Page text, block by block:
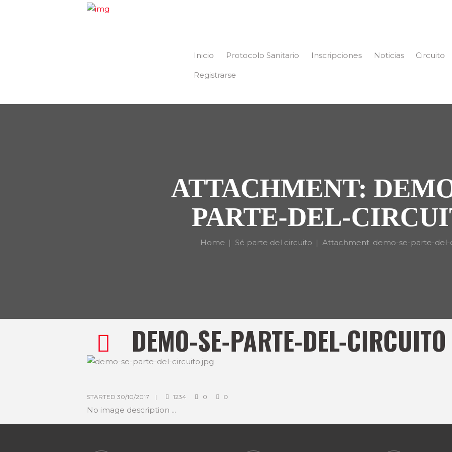
Inicio Protocolo Sanitario Inscripciones Noticias Circuito
Registrarse
ATTACHMENT:
PARTE-DEL-
Home Sé parte del circuito Attachment: demo-se-parte-del-
DEMO-SE-PARTE-DEL-CIRCUITO
STARTED 30/10/2017 1234 0 0
No image description ...